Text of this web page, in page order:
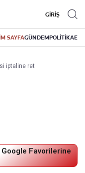
GİRİŞ
SAYFAGÜNDEMPOLİTİKA
iptaline ret
Favorilerine